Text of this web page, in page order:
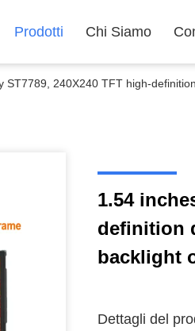
Prodotti Chi Siamo
ST7789, 240X240 TFT high-
1.54
definition
backlight
Dettagli del